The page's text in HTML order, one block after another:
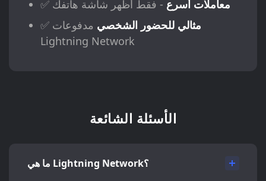
✅
معاملات أسرع - فقط أظهر شاشة هاتفك
✅
مثالي للحضور الشخصي مدفوعات
Lightning Network
الأسئلة الشائعة
ما هي Lightning Network؟